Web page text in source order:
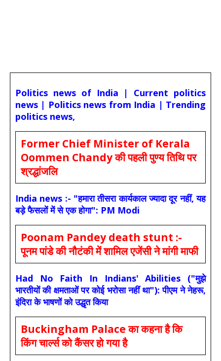
Politics news of India | Current politics
news | Politics news from India | Trending
politics news,
Former Chief Minister of Kerala
Oommen Chandy की पहली पुण्य तिथि पर
श्रद्धांजलि
India news :- "हमारा तीसरा कार्यकाल ज्यादा दूर नहीं, यह
बड़े फैसलों में से एक होगा": PM Modi
Poonam Pandey death stunt :-
पूनम पांडे की नौटंकी में शामिल एजेंसी ने मांगी माफी
Had No Faith In Indians' Abilities ("मुझे
भारतीयों की क्षमताओं पर कोई भरोसा नहीं था"): पीएम ने नेहरू,
इंदिरा के भाषणों को उद्धृत किया
Buckingham Palace का कहना है कि
किंग चार्ल्स को कैंसर हो गया है